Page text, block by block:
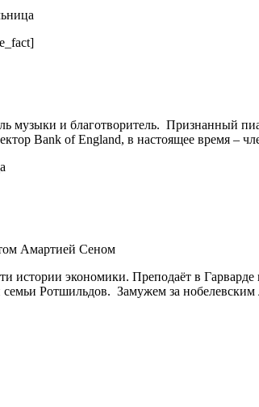
музыки и благотворитель. Признанный
Bank of England, в настоящее время –
Амартией Сеном
истории экономики. Преподаёт в
Ротшильдов. Замужем за